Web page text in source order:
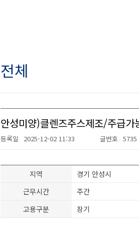
전체
안성미양)클렌즈주스제조/주급
등록일 2025-12-02 11:33 글번호 5735
지역 경기 안성시
근무시간
주간
고용구분
장기